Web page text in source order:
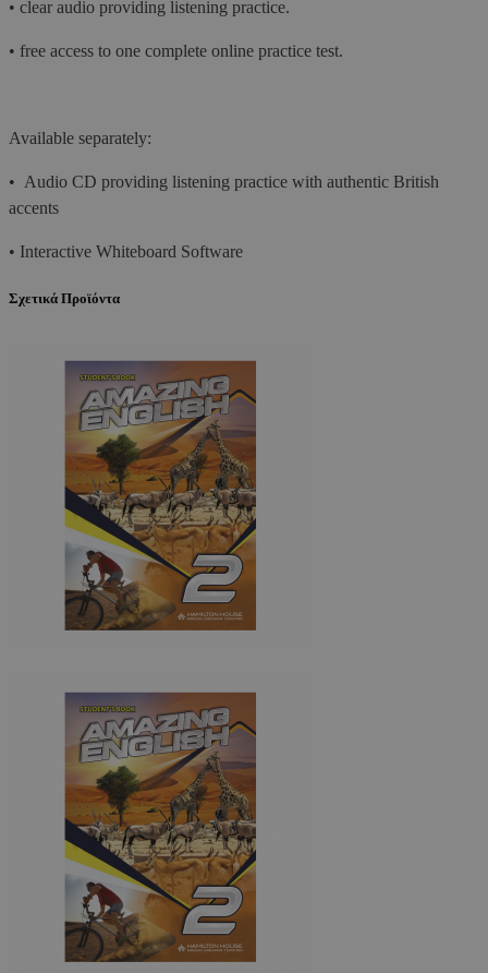
• clear audio providing listening practice.
• free access to one complete online practice test.
Available separately:
• Audio CD providing listening practice with authentic British
accents
• Interactive Whiteboard Software
Σχετικά Προϊόντα